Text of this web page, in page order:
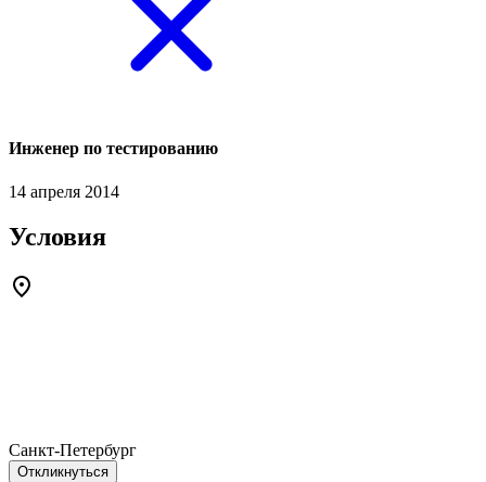
Инженер по тестированию
14 апреля 2014
Условия
Санкт-Петербург
Откликнуться